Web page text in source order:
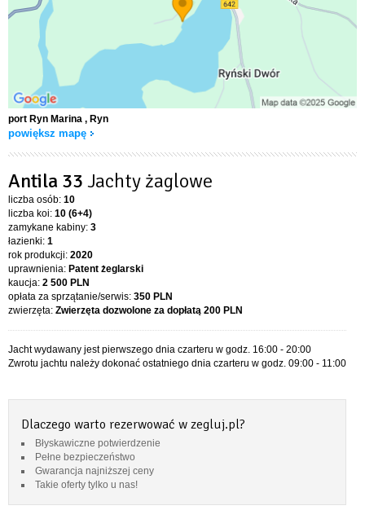
port Ryn Marina , Ryn
powiększ mapę
Antila 33 Jachty żaglowe
liczba osób: 10
liczba koi: 10 (6+4)
zamykane kabiny: 3
łazienki: 1
rok produkcji: 2020
uprawnienia: Patent żeglarski
kaucja: 2 500 PLN
opłata za sprzątanie/serwis: 350 PLN
zwierzęta: Zwierzęta dozwolone za dopłatą 200 PLN
Jacht wydawany jest pierwszego dnia czarteru w godz. 16:00 - 20:00
Zwrotu jachtu należy dokonać ostatniego dnia czarteru w godz. 09:00 - 11:00
Dlaczego warto rezerwować w zegluj.pl?
Błyskawiczne potwierdzenie
Pełne bezpieczeństwo
Gwarancja najniższej ceny
Takie oferty tylko u nas!